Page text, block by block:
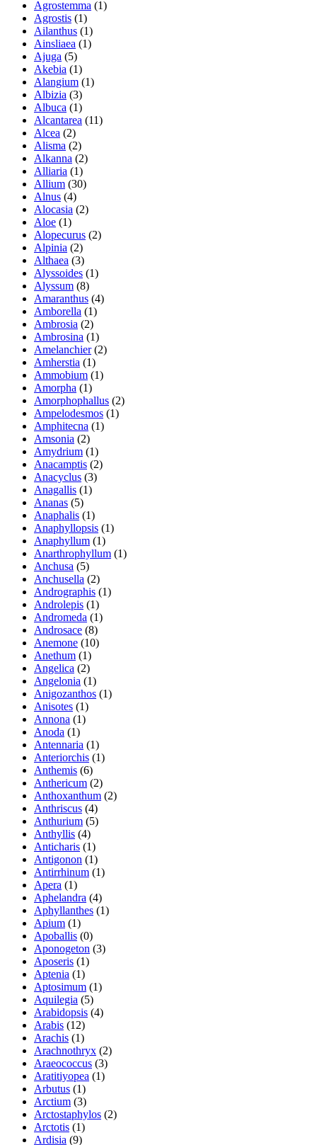
Agrostemma (1)
Agrostis (1)
Ailanthus (1)
Ainsliaea (1)
Ajuga (5)
Akebia (1)
Alangium (1)
Albizia (3)
Albuca (1)
Alcantarea (11)
Alcea (2)
Alisma (2)
Alkanna (2)
Alliaria (1)
Allium (30)
Alnus (4)
Alocasia (2)
Aloe (1)
Alopecurus (2)
Alpinia (2)
Althaea (3)
Alyssoides (1)
Alyssum (8)
Amaranthus (4)
Amborella (1)
Ambrosia (2)
Ambrosina (1)
Amelanchier(2)
Amherstia (1)
Ammobium (1)
Amorpha (1)
Amorphophallus (2)
Ampelodesmos (1)
Amphitecna (1)
Amsonia (2)
Amydrium (1)
Anacamptis (2)
Anacyclus (3)
Anagallis (1)
Ananas (5)
Anaphalis (1)
Anaphyllopsis (1)
Anaphyllum (1)
Anarthrophyllum (1)
Anchusa (5)
Anchusella (2)
Andrographis (1)
Androlepis (1)
Andromeda (1)
Androsace (8)
Anemone (10)
Anethum (1)
Angelica (2)
Angelonia (1)
Anigozanthos (1)
Anisotes (1)
Annona (1)
Anoda (1)
Antennaria (1)
Anteriorchis (1)
Anthemis (6)
Anthericum (2)
Anthoxanthum (2)
Anthriscus (4)
Anthurium (5)
Anthyllis (4)
Anticharis (1)
Antigonon (1)
Antirrhinum (1)
Apera (1)
Aphelandra (4)
Aphyllanthes (1)
Apium (1)
Apoballis (0)
Aponogeton (3)
Aposeris (1)
Aptenia (1)
Aptosimum (1)
Aquilegia (5)
Arabidopsis (4)
Arabis (12)
Arachis (1)
Arachnothryx (2)
Araeococcus (3)
Aratitiyopea (1)
Arbutus (1)
Arctium (3)
Arctostaphylos (2)
Arctotis (1)
Ardisia (9)